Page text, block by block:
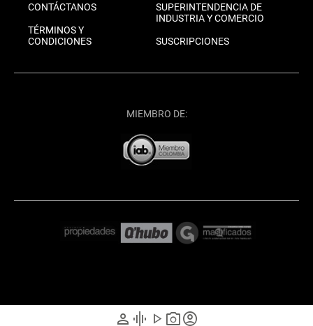
person graphic_eq play_arrow photo_cameraaccount_circle
CONTÁCTANOS
TÉRMINOS Y
CONDICIONES
SUPERINTENDENCIA DE
INDUSTRIA Y COMERCIO
SUSCRIPCIONES
MIEMBRO DE: